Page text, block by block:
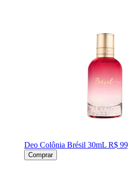
Deo Colônia Brésil 30mL R$
Comprar